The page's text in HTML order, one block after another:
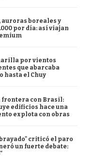
boreales y
por día: así viajan
por vientos
que abarcaba
hasta el Chuy
frontera con Brasil:
edificios hace una
explota con obras
criticó el paro
un fuerte debate: